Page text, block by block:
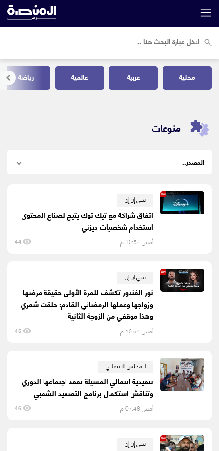
محلية عربية عالمية رياضة
منوعات
سي إن إن
اتفاق شراكة مع تيك توك يتيح لصناع المحتوى
استخدام شخصيات ديزني
أمس 10:54 م 44
سي إن إن
نور الغندور تكشف للمرة الأولى حقيقة مرضها
وزواجها وعملها الرمضاني القادم: حلقت شعري
وهذا موقفي من الزوجة الثانية
أمس 10:54 م 45
المجلس الانتقالي
تنفيذية انتقالي المسيلة تعقد اجتماعها الدوري
وتناقش استكمال برنامج التصعيد الشعبي
أمس 07:48 م 46
سي إن إن